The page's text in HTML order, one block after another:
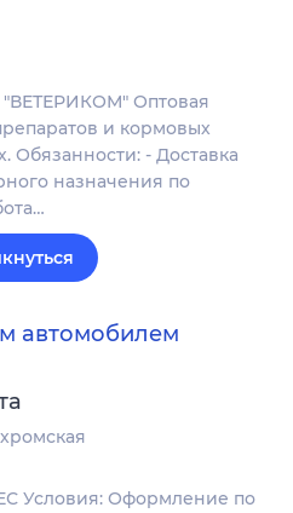
Оптовая
и кормовых
Обязанности: - Доставка
назначения по
автомобилем
Условия: Оформление по